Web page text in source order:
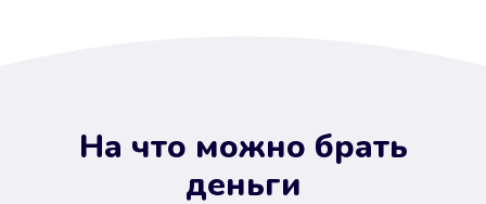
На что можно брать
деньги